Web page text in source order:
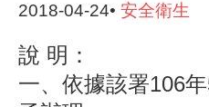
2018-04-24• 安全衛生
說 明：
一、依據該署106